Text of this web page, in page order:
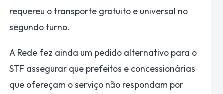
requereu o transporte gratuito e universal no
segundo turno.
A Rede fez ainda um pedido alternativo para o
STF assegurar que prefeitos e concessionárias
que ofereçam o serviço não respondam por